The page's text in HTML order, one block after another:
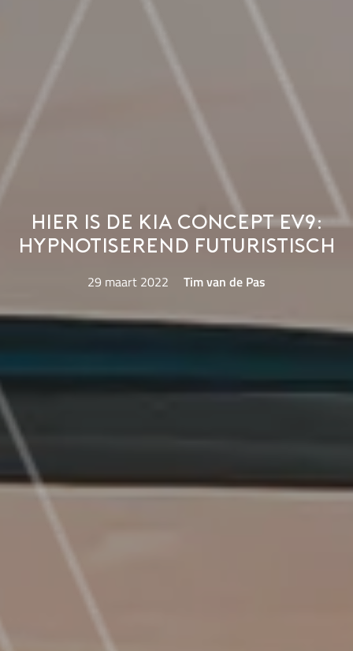
Hier is de Kia Concept EV9:
hypnotiserend futuristisch
29 maart 2022 Tim van de Pas